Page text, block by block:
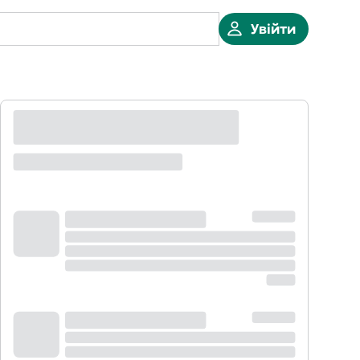
Увійти